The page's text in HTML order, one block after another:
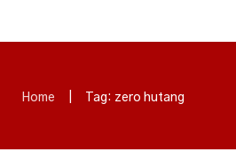
Home Tag: zero hutang